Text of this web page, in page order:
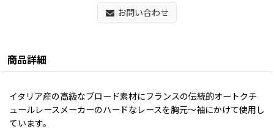
お問い合わせ
商品詳細
イタリア産の高級なブロード素材にフランスの伝統的オートクチ
ュールレースメーカーのハードなレースを胸元〜袖にかけて使用し
ています。